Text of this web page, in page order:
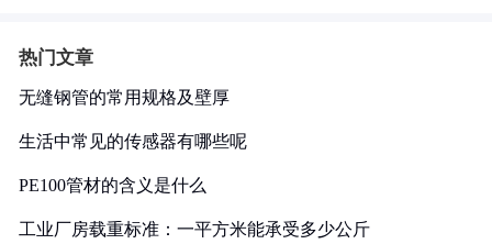
热门文章
无缝钢管的常用规格及壁厚
生活中常见的传感器有哪些呢
PE100管材的含义是什么
工业厂房载重标准：一平方米能承受多少公斤